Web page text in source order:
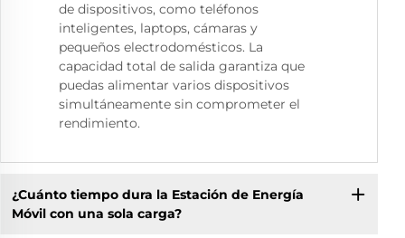
de dispositivos, como teléfonos
inteligentes, laptops, cámaras y
pequeños electrodomésticos. La
capacidad total de salida garantiza que
puedas alimentar varios dispositivos
simultáneamente sin comprometer el
rendimiento.
¿Cuánto tiempo dura la Estación de Energía
Móvil con una sola carga?